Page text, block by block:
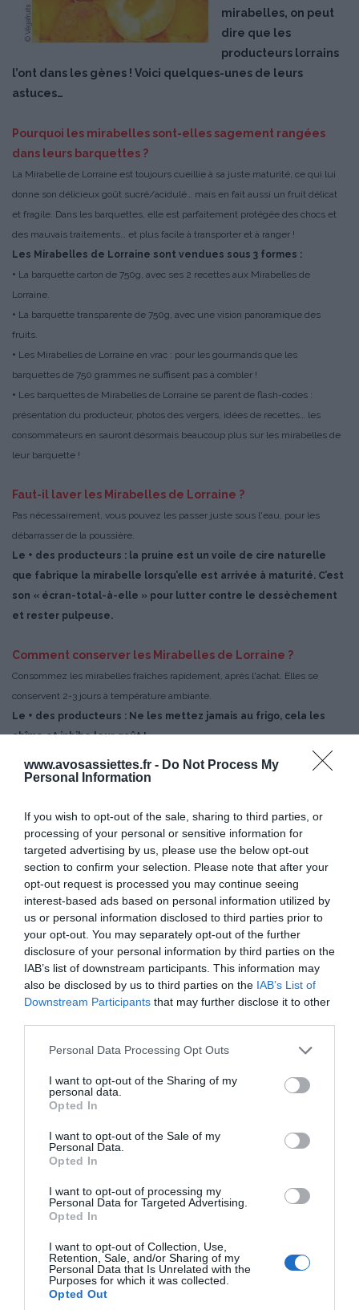
www.avosassiettes.fr - Do Not Process My
Personal Information
If you wish to opt-out of the sale, sharing to third parties, or
processing of your personal or sensitive information for
targeted advertising by us, please use the below opt-out
section to confirm your selection. Please note that after your
opt-out request is processed you may continue seeing
interest-based ads based on personal information utilized by
us or personal information disclosed to third parties prior to
your opt-out. You may separately opt-out of the further
disclosure of your personal information by third parties on the
IAB’s list of downstream participants. This information may
also be disclosed by us to third parties on the IAB’s List of
Downstream Participants that may further disclose it to other
Please note that this website/app uses one or more Google
not limited to your visit or usage behaviour. You may click to
grant or deny consent to Google and its third-party tags to
use your data for below specified purposes in below Google
consent section.
Personal Data Processing Opt Outs
I want to opt-out of the Sharing of my
personal data.
Opted In
I want to opt-out of the Sale of my
Personal Data.
Opted In
I want to opt-out of processing my
Personal Data for Targeted Advertising.
Opted In
I want to opt-out of Collection, Use,
Retention, Sale, and/or Sharing of my
Personal Data that Is Unrelated with the
Purposes for which it was collected.
Opted Out
mirabelles, on peut
dire que les
producteurs lorrains
l’ont dans les gènes ! Voici quelques-unes de leurs
astuces…
Pourquoi les mirabelles sont-elles sagement rangées
dans leurs barquettes ?
La Mirabelle de Lorraine est toujours cueillie à sa juste maturité, ce qui lui
donne son délicieux goût sucré/acidulé… mais en fait aussi un fruit délicat
et fragile. Dans les barquettes, elle est parfaitement protégée des chocs et
des mauvais traitements… et plus facile à transporter et à ranger !
Les Mirabelles de Lorraine sont vendues sous 3 formes :
• La barquette carton de 750g, avec ses 2 recettes aux Mirabelles de
Lorraine.
• La barquette transparente de 750g, avec une vision panoramique des
fruits.
• Les Mirabelles de Lorraine en vrac : pour les gourmands que les
barquettes de 750 grammes ne suffisent pas à combler !
• Les barquettes de Mirabelles de Lorraine se parent de flash-codes :
présentation du producteur, photos des vergers, idées de recettes… les
consommateurs en sauront désormais beaucoup plus sur les mirabelles de
leur barquette !
Faut-il laver les Mirabelles de Lorraine ?
Pas nécessairement, vous pouvez les passer juste sous l'eau, pour les
débarrasser de la poussière.
Le + des producteurs : la pruine est un voile de cire naturelle
que fabrique la mirabelle lorsqu’elle est arrivée à maturité. C’est
son « écran-total-à-elle » pour lutter contre le dessèchement
et rester pulpeuse.
Comment conserver les Mirabelles de Lorraine ?
Consommez les mirabelles fraîches rapidement, après l'achat. Elles se
conservent 2-3 jours à température ambiante.
Le + des producteurs : Ne les mettez jamais au frigo, cela les
abîme et inhibe leur goût !
Comment congeler les Mirabelles de Lorraine ?
sous l'eau, séchez les. Étalez-les une par une sur la grille du congélateur.
Après congélation, rassemblez-les dans un sachet.
Le + des producteurs : Cuisinez-les toujours congelées. Ainsi les
mirabelles ne noirciront pas.
Pour en connaître sur la Mirabelles de Lorraine,
www.mirabelles-de-lorraine.fr